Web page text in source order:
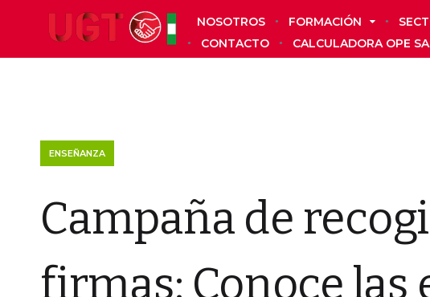
NOSOTROS FORMACIÓN
CONTACTO
CALCULADORA OPE
ENSEÑANZA
Campaña de
firmas: Conoce las